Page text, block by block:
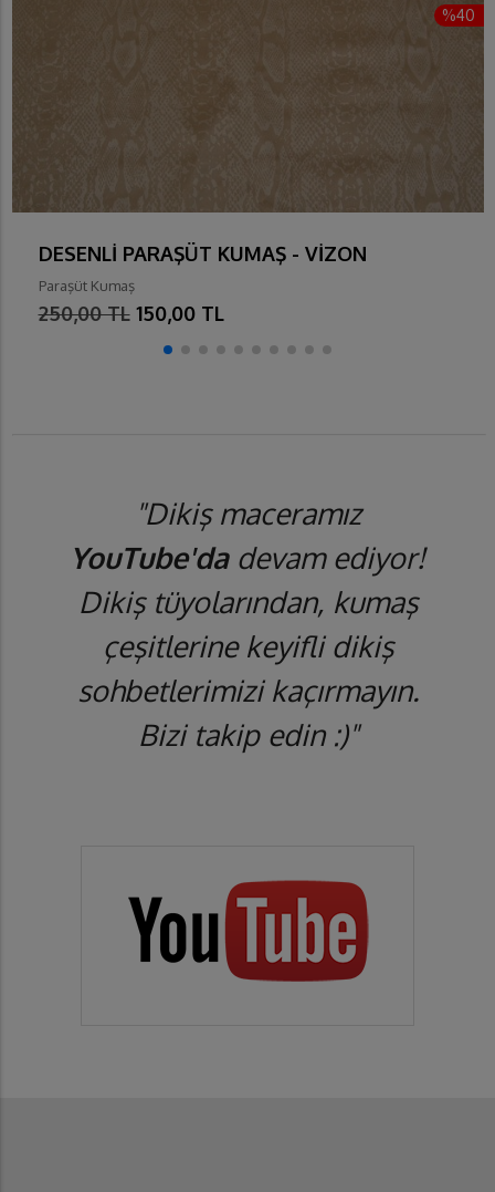
%40
DESENLİ PARAŞÜT KUMAŞ - VİZON
Paraşüt Kumaş
250,00 TL 150,00 TL
"Dikiş maceramız
YouTube'dadevam ediyor!
Dikiş tüyolarından, kumaş
çeşitlerine keyifli dikiş
sohbetlerimizi kaçırmayın.
Bizi takip edin :)"